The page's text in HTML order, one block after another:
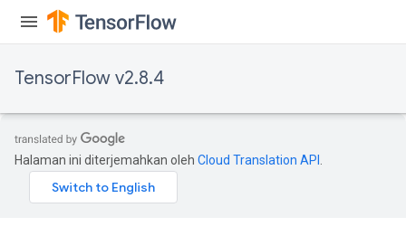
TensorFlow v2.8.4
Halaman ini diterjemahkan oleh Cloud Translation API